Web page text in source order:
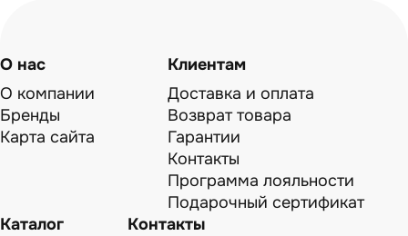
О нас
О компании
Бренды
Карта сайта
Клиентам
Доставка и оплата
Возврат товара
Гарантии
Контакты
Программа лояльности
Подарочный сертификат
Каталог
Контакты